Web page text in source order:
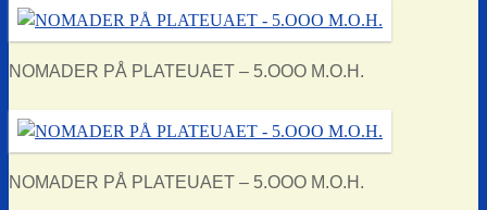
NOMADER PÅ PLATEUAET – 5.OOO M.O.H.
NOMADER PÅ PLATEUAET – 5.OOO M.O.H.